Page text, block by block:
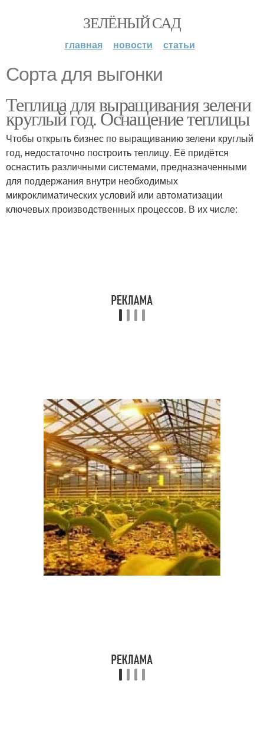
ЗЕЛЁНЫЙ САД
главная новости статьи
Сорта для выгонки
Теплица для выращивания зелени
круглый год. Оснащение теплицы
Чтобы открыть бизнес по выращиванию зелени круглый
год, недостаточно построить теплицу. Её придётся
оснастить различными системами, предназначенными
для поддержания внутри необходимых
микроклиматических условий или автоматизации
ключевых производственных процессов. В их числе: